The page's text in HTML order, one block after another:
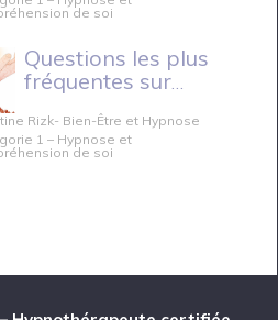
de soi
Questions les plus
fréquentes sur
Rizk- Bien-Être et Hypnose
1 – Hypnose et
de soi